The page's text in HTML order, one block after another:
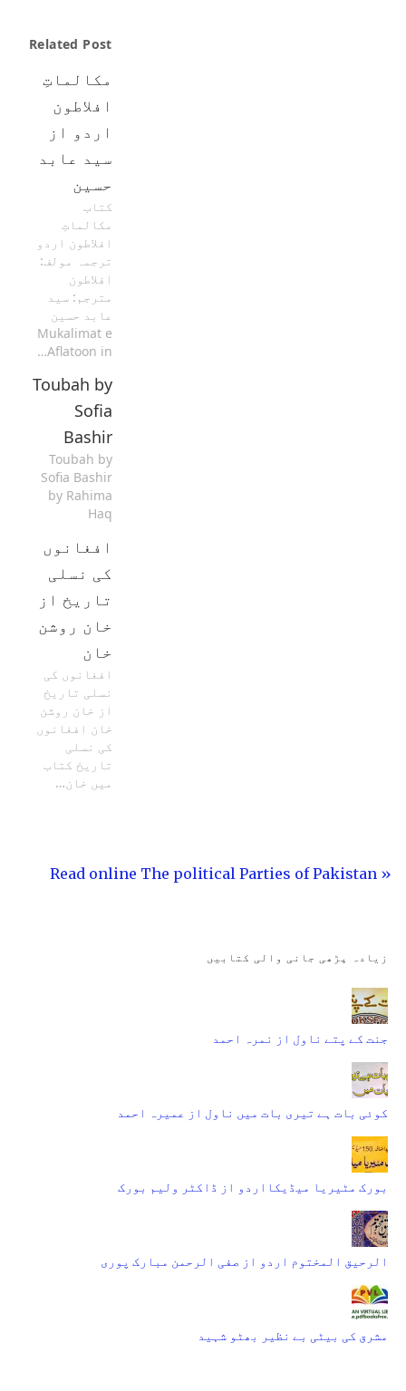
Related Post
مکالماتِ
افلاطون
اردو از
سید عابد
حسین
کتاب
مکالماتِ
افلاطون اردو
ترجمہ مولف:
افلاطون
مترجم: سید
عابد حسین
Mukalimat e
Aflatoon in…
Toubah by
Sofia
Bashir
Toubah by
Sofia Bashir
by Rahima
Haq
افغانوں
کی نسلی
تاریخ از
خان روشن
خان
افغانوں کی
نسلی تاریخ
از خان روشن
خان افغانوں
کی نسلی
تاریخ کتاب
میں خان…
« Read online The political Parties of Pakistan
زیادہ پڑھی جانی والی کتابیں
جنت کے پتے ناول از نمرہ احمد
کوئی بات ہے تیری بات میں ناول از عمیرہ احمد
بورک مٹیریا میڈیکااردو از ڈاکٹر ولیم بورک
الرحیق المختوم اردو از صفی الرحمن مبارک پوری
مشرق کی بیٹی بے نظیر بھٹو شہید